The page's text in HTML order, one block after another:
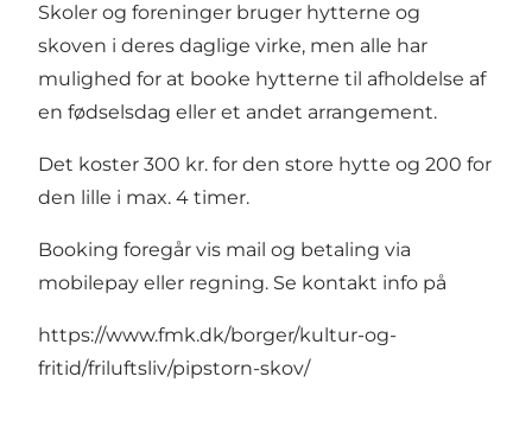
Skoler og foreninger bruger hytterne og
skoven i deres daglige virke, men alle har
mulighed for at booke hytterne til afholdelse af
en fødselsdag eller et andet arrangement.
Det koster 300 kr. for den store hytte og 200 for
den lille i max. 4 timer.
Booking foregår vis mail og betaling via
mobilepay eller regning. Se kontakt info på
https://www.fmk.dk/borger/kultur-og-
fritid/friluftsliv/pipstorn-skov/